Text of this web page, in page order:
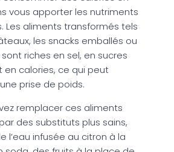
vous apporter les nutriments
Les aliments transformés tels
les snacks emballés ou
riches en sel, en sucres
en calories, ce qui peut
une prise de poids.
remplacer ces aliments
des substituts plus sains,
l’eau infusée au citron à la